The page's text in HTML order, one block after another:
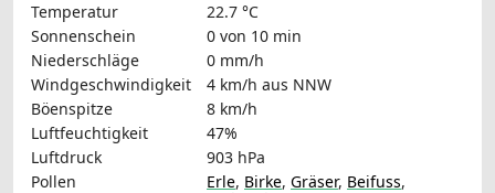
Temperatur
22.7 °C
Sonnenschein
0 von 10 min
Niederschläge
0 mm/h
Windgeschwindigkeit
4 km/h aus NNW
Böenspitze
8 km/h
Luftfeuchtigkeit
47%
Luftdruck
903 hPa
Pollen
Erle, Birke, Gräser, Beifuss,